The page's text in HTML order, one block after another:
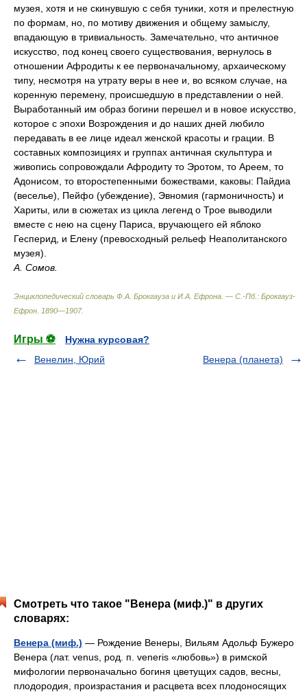
музея, хотя и не скинувшую с себя туники, хотя и прелестную
по формам, но, по мотиву движения и общему замыслу,
впадающую в тривиальность. Замечательно, что античное
искусство, под конец своего существования, вернулось в
отношении Афродиты к ее первоначальному, архаическому
типу, несмотря на утрату веры в нее и, во всяком случае, на
коренную перемену, происшедшую в представлении о ней.
Выработанный им образ богини перешел и в новое искусство,
которое с эпохи Возрождения и до наших дней любило
передавать в ее лице идеал женской красоты и грации. В
составных композициях и группах античная скульптура и
живопись сопровождали Афродиту то Эротом, то Ареем, то
Адонисом, то второстепенными божествами, каковы: Пайдиа
(веселье), Пейфо (убеждение), Эвномия (гармоничность) и
Хариты, или в сюжетах из цикла легенд о Трое выводили
вместе с нею на сцену Париса, вручающего ей яблоко
Гесперид, и Елену (превосходный рельеф Неаполитанского
музея).
А. Сомов.
Энциклопедический словарь Ф.А. Брокгауза и И.А. Ефрона. — С.-Пб.: Брокгауз-
Ефрон 1890—1907.
Игры ⚽
Нужна курсовая?
Венелин, Юрий
Венера (планета)
Смотреть что такое "Венера (миф.)" в других
словарях:
Венера (миф.) — Рождение Венеры, Вильям Адольф Бужеро
Венера (лат. venus, род. п. veneris «любовь») в римской
мифологии первоначально богиня цветущих садов, весны,
плодородия, произрастания и расцвета всех плодоносящих